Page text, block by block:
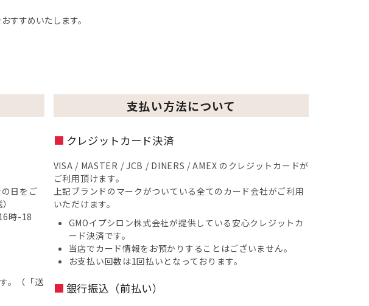
すすめいたします。
日をご
時-18
。（「送
支払い方法について
クレジットカード決済
VISA / MASTER / JCB / DINERS / AMEX のクレジットカードが
ご利用頂けます。
上記ブランドのマークがついている全てのカード会社がご利用
いただけます。
GMOイプシロン株式会社が提供している安心クレジットカ
ード決済です。
当店でカード情報をお預かりすることはございません。
お支払い回数は1回払いとなっております。
銀行振込（前払い）